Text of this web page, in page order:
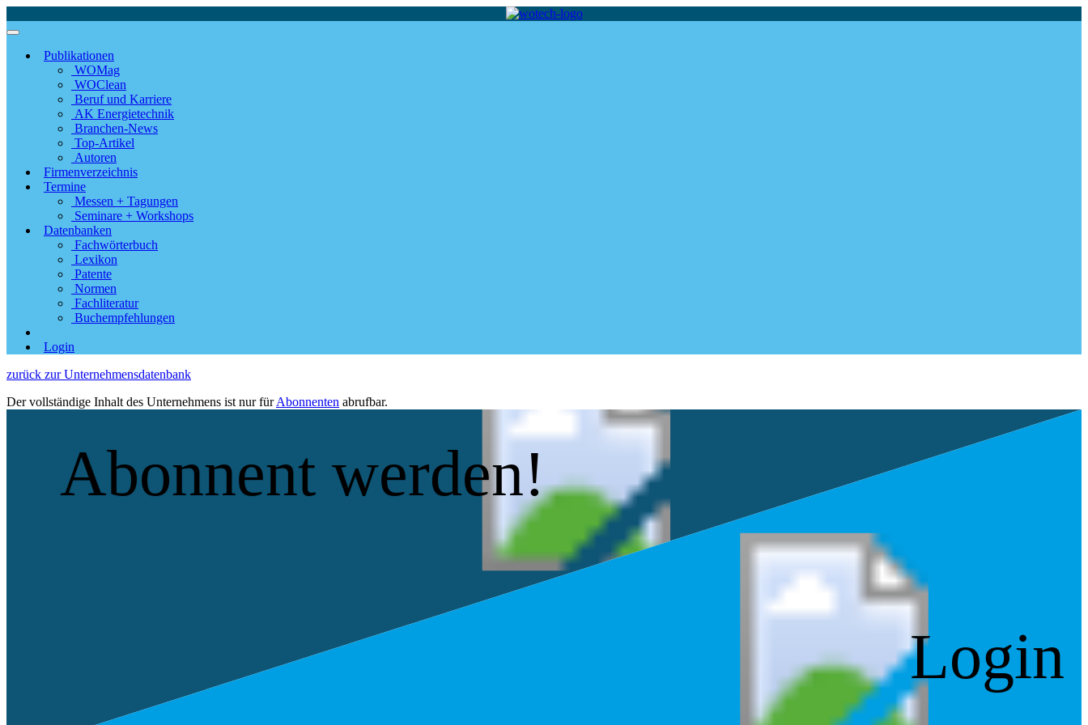
Publikationen
WOMag
WOClean
Beruf und Karriere
AK Energietechnik
Branchen-News
Top-Artikel
Autoren
Firmenverzeichnis
Termine
Messen + Tagungen
Seminare + Workshops
Datenbanken
Fachwörterbuch
Lexikon
Patente
Normen
Fachliteratur
Buchempfehlungen
Login
zurück zur Unternehmensdatenbank
Der vollständige Inhalt des Unternehmens ist nur fürAbonnenten abrufbar.
Abonnent werden!
Login